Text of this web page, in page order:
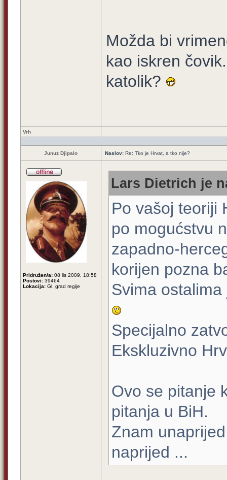
Možda bi
kao iskren
katolik?
Vrh
Junuz Djipalo Naslov: Re: Tko je Hrvat, a tko nije?
Pridružen/a: 08 lis 2009, 18:58
Postovi: 39464
Lokacija: Gl. grad regije
Lars Dietrich je
Po vašoj teoriji
po mogućstvu
zapadno-
korijen pozna
Svima
Specijalno
Ekskluzivno
Ovo se pitanje
pitanja u BiH.
Znam
naprijed ...